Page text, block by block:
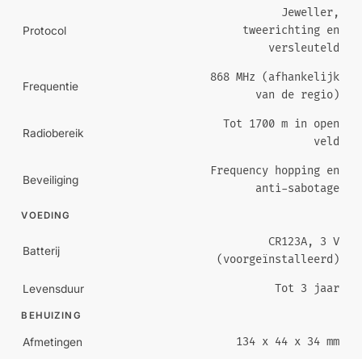
Protocol
Jeweller,
tweerichting en
versleuteld
Frequentie
868 MHz (afhankelijk
van de regio)
Radiobereik
Tot 1700 m in open
veld
Beveiliging
Frequency hopping en
anti-sabotage
VOEDING
Batterij
CR123A, 3 V
(voorgeïnstalleerd)
Levensduur Tot 3 jaar
BEHUIZING
Afmetingen 134 x 44 x 34 mm